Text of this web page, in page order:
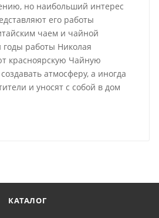
но наибольший интерес
его работы
чаем и чайной
годы работы Николая
красноярскую Чайную
атмосферу, а иногда
и уносят с собой в дом
КАТАЛОГ